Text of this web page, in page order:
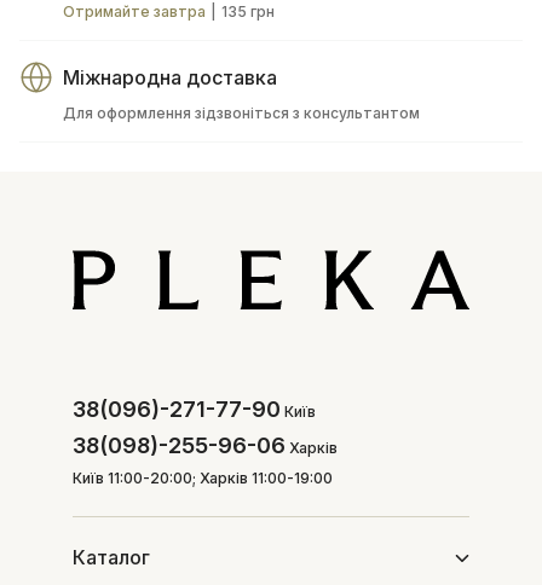
Отримайте завтра 135 грн
Міжнародна доставка
Для оформлення зідзвоніться з консультантом
38(096)-271-77-90 Київ
38(098)-255-96-06 Харків
Київ 11:00-20:00; Харків 11:00-19:00
Каталог